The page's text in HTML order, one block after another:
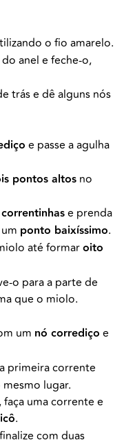
o fio amarelo.
anel e feche-o,
trás e dê alguns nós
e passe a agulha
pontos altos no
e prenda
ponto baixíssimo.
até formaroito
o para a parte de
que o miolo.
um nó corrediço e
primeira corrente
lugar.
uma corrente e
.
com duas